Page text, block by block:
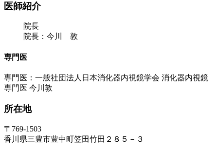
医師紹介
院長
院長：今川 敦
専門医
専門医：一般社団法人日本消化器内視鏡学会 消化器内視鏡
専門医 今川敦
所在地
〒769-1503
香川県三豊市豊中町笠田竹田２８５－３